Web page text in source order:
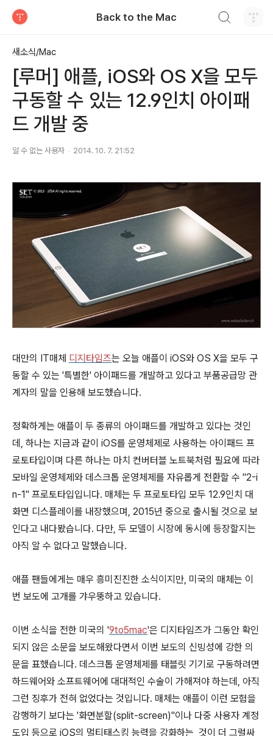
Back to the Mac
새소식/Mac
[루머] 애플, iOS와 OS X을 모두
구동할 수 있는 12.9인치 아이패
드 개발 중
알 수 없는 사용자 2014. 10. 7. 21:52
대만의 IT매체 디지타임즈는 오늘 애플이 iOS와 OS X을 모두 구
동할 수 있는 '특별한' 아이패드를 개발하고 있다고 부품공급망 관
계자의 말을 인용해 보도했습니다.
정확하게는 애플이 두 종류의 아이패드를 개발하고 있다는 것인
데, 하나는 지금과 같이 iOS를 운영체제로 사용하는 아이패드 프
로토타입이며 다른 하나는 마치 컨버터블 노트북처럼 필요에 따라
모바일 운영체제와 데스크톱 운영체제를 자유롭게 전환할 수 "2-i
n-1" 프로토타입입니다. 매체는 두 프로토타입 모두 12.9인치 대
화면 디스플레이를 내장했으며, 2015년 중으로 출시될 것으로 보
인다고 내다봤습니다. 다만, 두 모델이 시장에 동시에 등장할지는
아직 알 수 없다고 말했습니다.
애플 팬들에게는 매우 흥미진진한 소식이지만, 미국의 매체는 이
번 보도에 고개를 갸우뚱하고 있습니다.
이번 소식을 전한 미국의 '9to5mac'은 디지타임즈가 그동안 확인
되지 않은 소문을 보도해왔다면서 이번 보도의 신빙성에 강한 의
문을 표했습니다. 데스크톱 운영체제를 태블릿 기기로 구동하려면
하드웨어와 소프트웨어에 대대적인 수술이 가해져야 하는데, 아직
그런 징후가 전혀 없었다는 것입니다. 매체는 애플이 이런 모험을
감행하기 보다는 '화면분할(split-screen)"이나 다중 사용자 계정
도입 등으로 iOS의 멀티태스킹 능력을 강화하는 것이 더 그럴싸